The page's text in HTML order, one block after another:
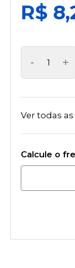
R$
- +
Ver todas